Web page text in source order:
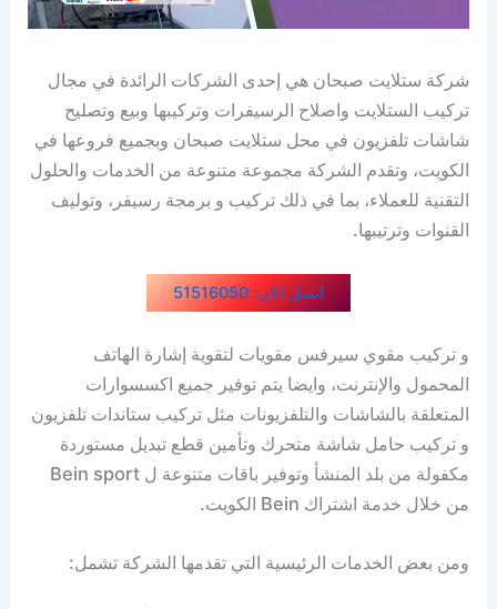
شركة ستلايت صبحان هي إحدى الشركات الرائدة في مجال
تركيب الستلايت واصلاح الرسيفرات وتركيبها وبيع وتصليح
شاشات تلفزيون في محل ستلايت صبحان وبجميع فروعها في
الكويت، وتقدم الشركة مجموعة متنوعة من الخدمات والحلول
التقنية للعملاء، بما في ذلك تركيب و برمجة رسيفر، وتوليف
القنوات وترتيبها.
اتصل الان: 51516050
و تركيب مقوي سيرفس مقويات لتقوية إشارة الهاتف
المحمول والإنترنت، وايضا يتم توفير جميع اكسسوارات
المتعلقة بالشاشات والتلفزيونات مثل تركيب ستاندات تلفزيون
و تركيب حامل شاشة متحرك وتأمين قطع تبديل مستوردة
مكفولة من بلد المنشأ وتوفير باقات متنوعة ل Bein sport
من خلال خدمة اشتراك Bein الكويت.
ومن بعض الخدمات الرئيسية التي تقدمها الشركة تشمل: